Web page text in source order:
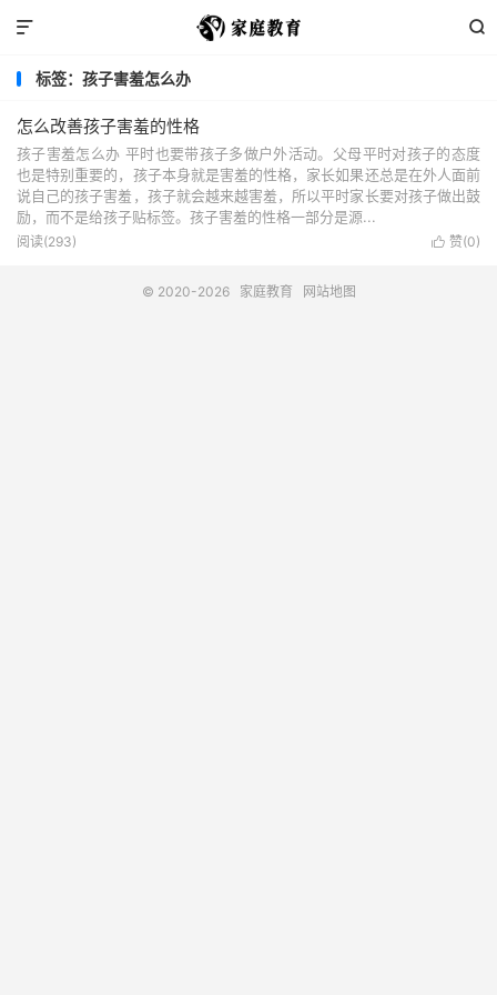


标签：孩子害羞怎么办
怎么改善孩子害羞的性格
孩子害羞怎么办 平时也要带孩子多做户外活动。父母平时对孩子的态度
也是特别重要的，孩子本身就是害羞的性格，家长如果还总是在外人面前
说自己的孩子害羞，孩子就会越来越害羞，所以平时家长要对孩子做出鼓
励，而不是给孩子贴标签。孩子害羞的性格一部分是源...
 赞(0)
阅读(293)
© 2020-2026 家庭教育 网站地图